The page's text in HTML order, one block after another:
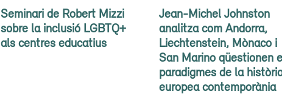
Seminari de Robert Mizzi
sobre la inclusió LGBTQ+
als centres educatius
Jean-Michel Johnston
analitza com Andorra,
Liechtenstein, Mònaco i
San Marino qüestionen
paradigmes de la
europea contemporània